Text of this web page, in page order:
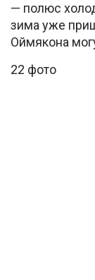
— полюс
зима уже
Оймякона
22 фото